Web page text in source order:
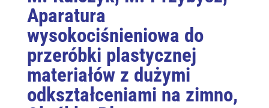
Aparatura
wysokociśnieniowa do
przeróbki plastycznej
materiałów z dużymi
odkształceniami na zimno,